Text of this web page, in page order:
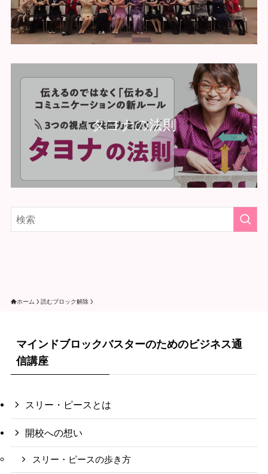
タヨナの法則
ホーム 読むブロック解除
マインドブロックバスターのためのビジネス通
信講座
スリー・ピースとは
開校への想い
スリー・ピースの歩き方